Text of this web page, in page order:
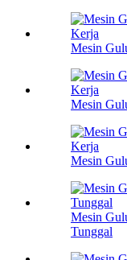
Mesin
Mesin
Mesin
Mesin
Tunggal